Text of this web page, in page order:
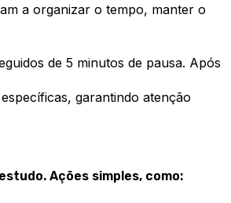
a organizar o tempo, manter o
de 5 minutos de pausa. Após
garantindo atenção
Ações simples, como: